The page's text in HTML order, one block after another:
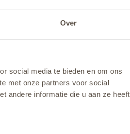
Over
social media te bieden en om ons
met onze partners voor social
andere informatie die u aan ze heeft